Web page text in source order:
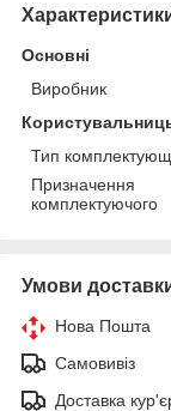
Основні
Виробник
Тип
Призначення
комплектуючого
Умови
Нова Пошта
Самовивіз
Доставка